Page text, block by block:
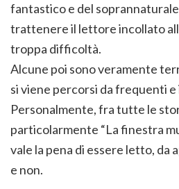
fantastico e del
trattenere il lettore incollato
troppa difficoltà.
Alcune poi sono veramente
si viene percorsi da frequenti
Personalmente, fra tutte le
particolarmente “La finestra
vale la pena di essere letto, da
e non.